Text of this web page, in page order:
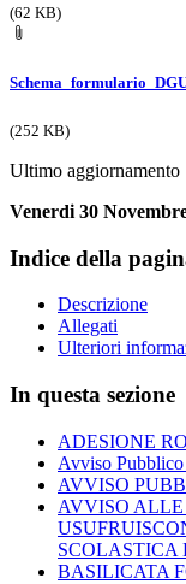
(62 KB)
(252 KB)
Ultimo aggiornamento
Venerdi 30
Indice della
Descrizione
Allegati
Ulteriori
In questa sezione
ADESIONE
Avviso
AVVISO
AVVISO
SCOLASTICA
BASILICATA